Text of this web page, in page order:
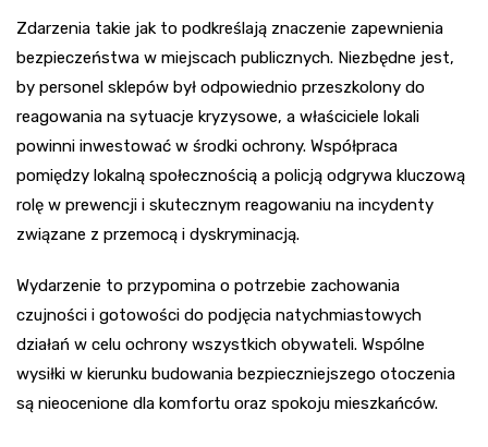
Zdarzenia takie jak to podkreślają znaczenie zapewnienia
bezpieczeństwa w miejscach publicznych. Niezbędne jest,
by personel sklepów był odpowiednio przeszkolony do
reagowania na sytuacje kryzysowe, a właściciele lokali
powinni inwestować w środki ochrony. Współpraca
pomiędzy lokalną społecznością a policją odgrywa kluczową
rolę w prewencji i skutecznym reagowaniu na incydenty
związane z przemocą i dyskryminacją.
Wydarzenie to przypomina o potrzebie zachowania
czujności i gotowości do podjęcia natychmiastowych
działań w celu ochrony wszystkich obywateli. Wspólne
wysiłki w kierunku budowania bezpieczniejszego otoczenia
są nieocenione dla komfortu oraz spokoju mieszkańców.